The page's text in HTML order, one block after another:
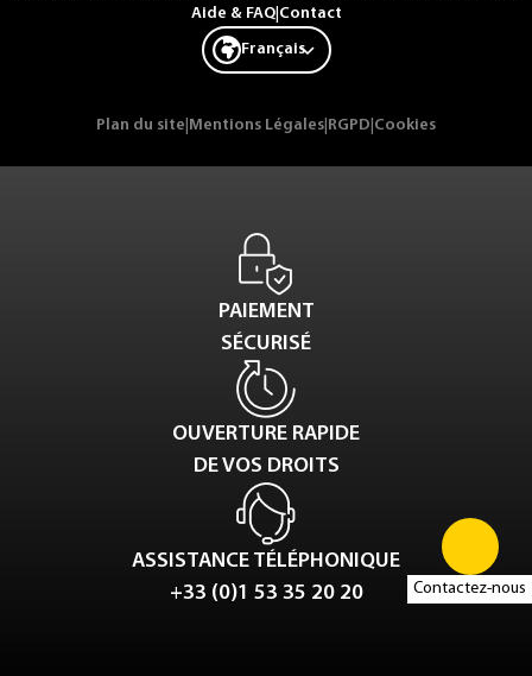
Contactez-nous
Aide & FAQ| Contact
Français
Plan du site Mentions Légales RGPD Cookies
PAIEMENT
SÉCURISÉ
OUVERTURE RAPIDE
DE VOS DROITS
ASSISTANCE TÉLÉPHONIQUE
+33 (0)1 53 35 20 20